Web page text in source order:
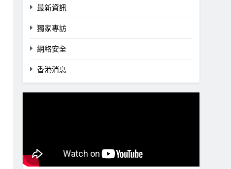
最新資訊
獨家專訪
網絡安全
香港消息